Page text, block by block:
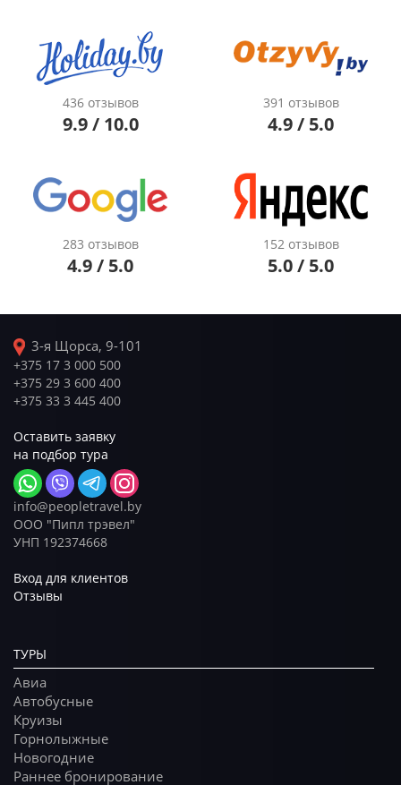
436 отзывов
9.9 / 10.0
391 отзывов
4.9 / 5.0
283 отзывов
4.9 / 5.0
152 отзывов
5.0 / 5.0
3-я Щорса, 9-101
+375 17 3 000 500
+375 29 3 600 400
+375 33 3 445 400
Оставить заявку
на подбор тура
info@peopletravel.by
ООО "Пипл трэвел"
УНП 192374668
Вход для клиентов
Отзывы
ТУРЫ
Авиа
Автобусные
Круизы
Горнолыжные
Новогодние
Раннее бронирование